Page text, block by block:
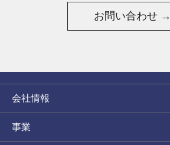
お問い合わせ →
会社情報
事業